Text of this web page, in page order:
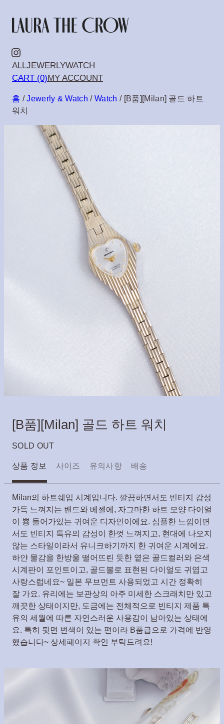
텐
츠
로
로
Instagram
ALLJEWERLYWATCH
CART (0)MY ACCOUNT
홈 /Jewerly & Watch /Watch / [B품][Milan] 골드 하트
워치
[B품][Milan] 골드 하트 워치
SOLD OUT
상품 정보 사이즈 유의사항 배송
Milan의 하트쉐입 시계입니다. 깔끔하면서도 빈티지 감성
가득 느껴지는 밴드와 베젤에, 자그마한 하트 모양 다이얼
이 뿅 들어가있는 귀여운 디자인이에요. 심플한 느낌이면
서도 빈티지 특유의 감성이 한껏 느껴지고, 현대에 나오지
않는 스타일이라서 유니크하기까지 한 귀여운 시계에요.
하얀 물감을 한방울 떨어뜨린 듯한 옅은 골드컬러와 은색
시계판이 포인트이고, 골드볼로 표현된 다이얼도 귀엽고
사랑스럽네요~ 일본 무브먼트 사용되었고 시간 정확히
잘 가요. 유리에는 보관상의 아주 미세한 스크래치만 있고
깨끗한 상태이지만, 도금에는 전체적으로 빈티지 제품 특
유의 세월에 따른 자연스러운 사용감이 남아있는 상태에
요. 특히 뒷면 변색이 있는 편이라 B품급으로 가격에 반영
했습니다~ 상세페이지 확인 부탁드려요!